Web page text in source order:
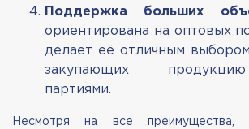
Поддержка больших
ориентирована на оптовых
делает её отличным
закупающих
партиями.
Несмотря на все преимущества,